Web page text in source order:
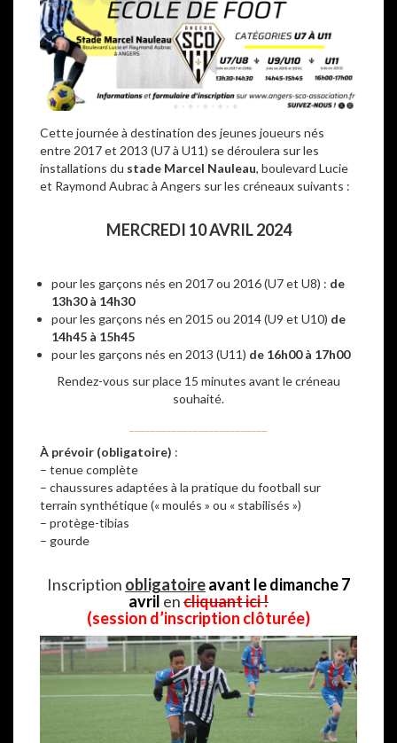
Cette journée à destination des jeunes joueurs nés
entre 2017 et 2013 (U7 à U11) se déroulera sur les
installations du stade Marcel Nauleau, boulevard Lucie
et Raymond Aubrac à Angers sur les créneaux suivants :
MERCREDI 10 AVRIL 2024
pour les garçons nés en 2017 ou 2016 (U7 et U8) : de
13h30 à 14h30
pour les garçons nés en 2015 ou 2014 (U9 et U10) de
14h45 à 15h45
pour les garçons nés en 2013 (U11) de 16h00 à 17h00
Rendez-vous sur place 15 minutes avant le créneau
souhaité.
À prévoir (obligatoire) :
– tenue complète
– chaussures adaptées à la pratique du football sur
terrain synthétique (« moulés » ou « stabilisés »)
– protège-tibias
– gourde
Inscription obligatoireavant le dimanche 7
avril encliquant ici !
(session d’inscription clôturée)